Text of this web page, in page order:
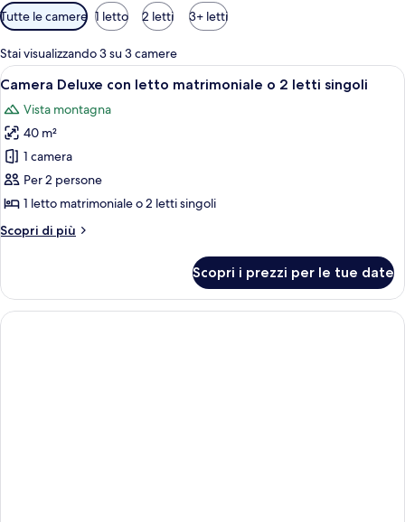
Filtri
disponibili
per
le
camere
Tutte le camere 1 letto 2 letti 3+ letti
Stai visualizzando 3 su 3 camere
Apri
tutte
le
foto
per
Camera
Deluxe
letto
2
letti
Camera Deluxe con letto
5
Camera Deluxe con letto matrimoniale o 2 letti singoli
Vista montagna
40 m²
1 camera
Per 2 persone
1 letto matrimoniale o 2 letti singoli
Scopri di più
Altri
Deluxe
con
letto
Scopri i prezzi per le tue date